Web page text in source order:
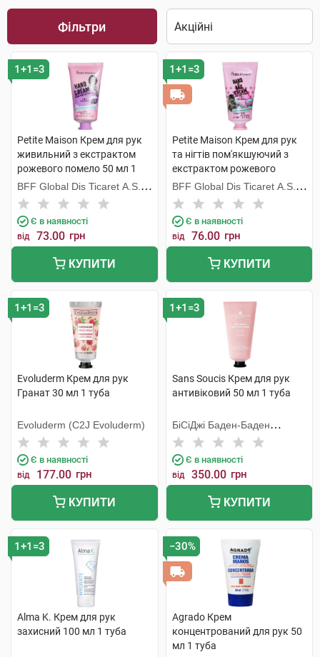
Фільтри
1+1=3
Petite Maison Крем для рук
живильний з екстрактом
рожевого помело 50 мл 1
туба
BFF Global Dis Ticaret A.S.
(Туреччина)
Є в наявності
від 73.00 грн
КУПИТИ
1+1=3
Petite Maison Крем для рук
та нігтів пом'якшуючий з
екстрактом рожевого
помело 50 мл 1 туба
BFF Global Dis Ticaret A.S.
(Туреччина)
Є в наявності
від 76.00 грн
КУПИТИ
1+1=3
Evoluderm Крем для рук
Гранат 30 мл 1 туба
Evoluderm (C2J Evoluderm)
Є в наявності
від 177.00 грн
КУПИТИ
1+1=3
Sans Soucis Крем для рук
антивіковий 50 мл 1 туба
БіСіДжі Баден-Баден
Косметікс Груп Гмбх
Є в наявності
від 350.00 грн
КУПИТИ
1+1=3
Alma K. Крем для рук
захисний 100 мл 1 туба
−30%
Agrado Крем
концентрований для рук 50
мл 1 туба